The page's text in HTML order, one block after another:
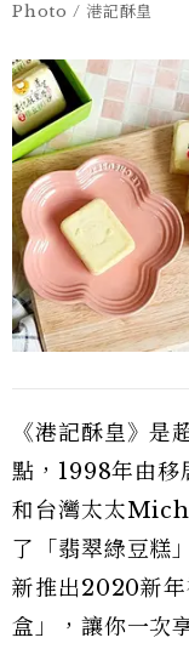
Photo / 港記酥皇
《港記酥皇》是
點，1998年由移
和台灣太太
了「翡翠綠豆糕
新推出2020新
盒」，讓你一次